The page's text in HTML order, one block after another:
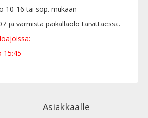
10-16 tai sop. mukaan
ja varmista paikallaolo tarvittaessa.
15:45
Asiakkaalle